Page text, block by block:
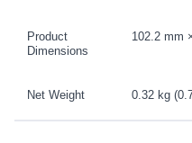
Product
Dimensions
102.2 mm
Net Weight 0.32 kg